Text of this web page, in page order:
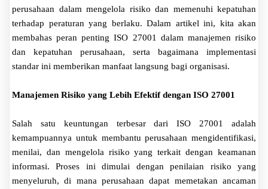
perusahaan dalam mengelola risiko dan memenuhi kepatuhan
terhadap peraturan yang berlaku. Dalam artikel ini, kita akan
membahas peran penting ISO 27001 dalam manajemen risiko
dan kepatuhan perusahaan, serta bagaimana implementasi
standar ini memberikan manfaat langsung bagi organisasi.
Manajemen Risiko yang Lebih Efektif dengan ISO 27001
Salah satu keuntungan terbesar dari ISO 27001 adalah
kemampuannya untuk membantu perusahaan mengidentifikasi,
menilai, dan mengelola risiko yang terkait dengan keamanan
informasi. Proses ini dimulai dengan penilaian risiko yang
menyeluruh, di mana perusahaan dapat memetakan ancaman